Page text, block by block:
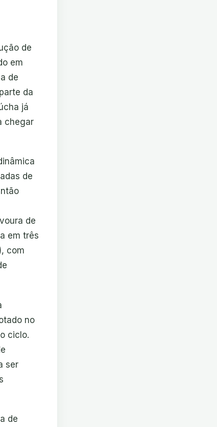
de
em
de
da
já
chegar
de
de
em três
com
no
ciclo.
ser
de